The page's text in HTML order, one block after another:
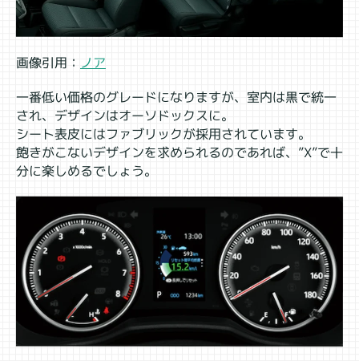
画像引用： ノア
一番低い価格のグレードになりますが、室内は黒で統一
され、デザインはオーソドックスに。
シート表皮にはファブリックが採用されています。
飽きがこないデザインを求められるのであれば、”X”で十
分に楽しめるでしょう。